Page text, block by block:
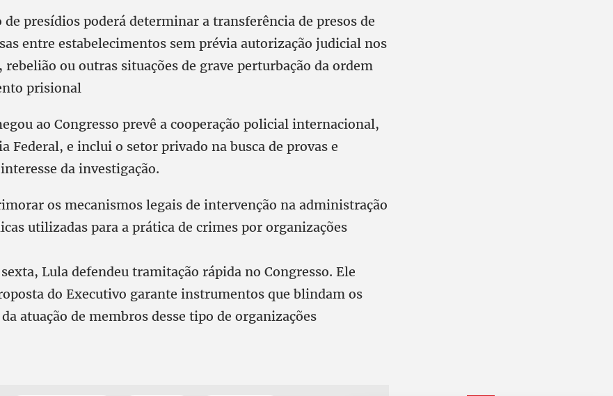
presídios poderá determinar a transferência de presos de
entre estabelecimentos sem prévia autorização judicial nos
rebelião ou outras situações de grave perturbação da ordem
prisional
ao Congresso prevê a cooperação policial internacional,
Federal, e inclui o setor privado na busca de provas e
da investigação.
os mecanismos legais de intervenção na administração
utilizadas para a prática de crimes por organizações
Lula defendeu tramitação rápida no Congresso. Ele
do Executivo garante instrumentos que blindam os
atuação de membros desse tipo de organizações